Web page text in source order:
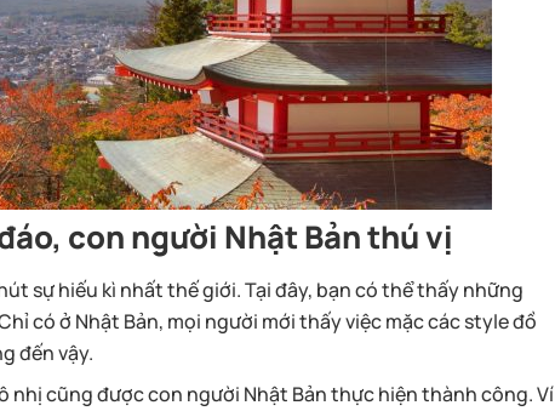
con người Nhật Bản thú vị
sự hiếu kì nhất thế giới. Tại đây, bạn có thể thấy những
có ở Nhật Bản, mọi người mới thấy việc mặc các style đồ
đến vậy.
nhị cũng được con người Nhật Bản thực hiện thành công. Ví